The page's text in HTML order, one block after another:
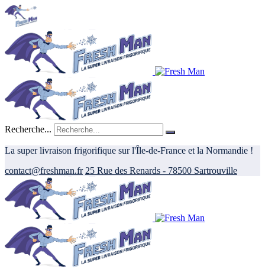
Recherche...
La super livraison frigorifique sur l'Île-de-France et la Normandie !
contact@freshman.fr 25 Rue des Renards - 78500 Sartrouville